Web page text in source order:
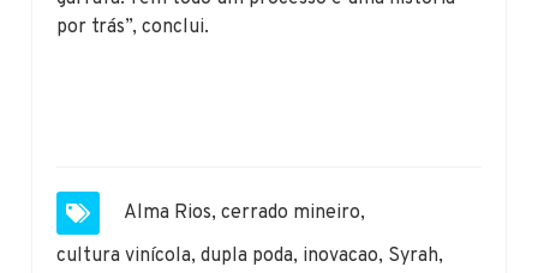
por trás”, conclui.
Alma Rios,cerrado mineiro,
cultura vinícola,dupla poda, inovacao, Syrah,